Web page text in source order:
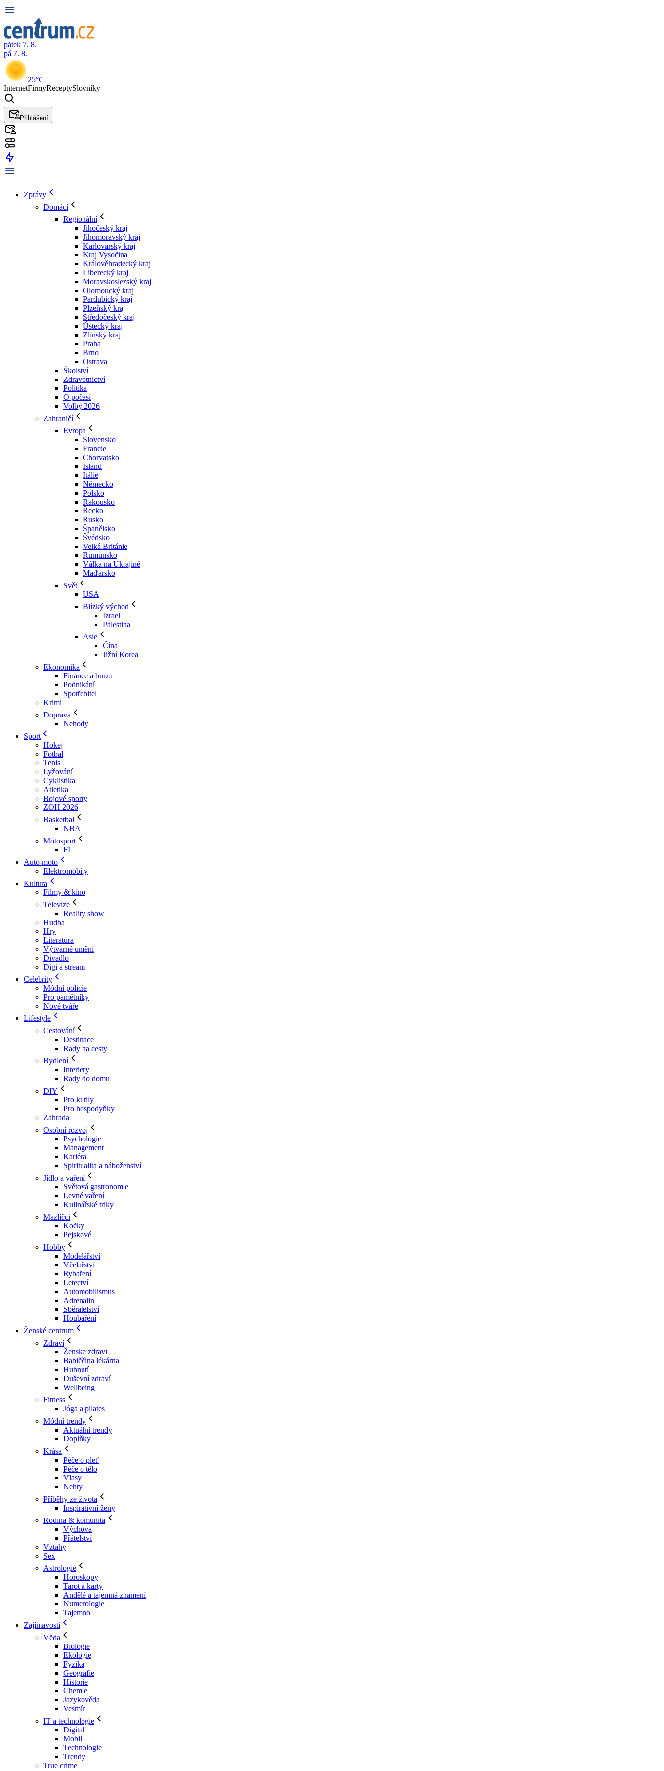
pátek 7. 8.
pá 7. 8.
25°C
InternetFirmyReceptySlovníky
Přihlášení
Zprávy
Domácí
Regionální
Jihočeský kraj
Jihomoravský kraj
Karlovarský kraj
Kraj Vysočina
Králověhradecký kraj
Liberecký kraj
Moravskoslezský kraj
Olomoucký kraj
Pardubický kraj
Plzeňský kraj
Středočeský kraj
Ústecký kraj
Zlínský kraj
Praha
Brno
Ostrava
Školství
Zdravotnictví
Politika
O počasí
Volby 2026
Zahraničí
Evropa
Slovensko
Francie
Chorvatsko
Island
Itálie
Německo
Polsko
Rakousko
Řecko
Rusko
Španělsko
Švédsko
Velká Británie
Rumunsko
Válka na Ukrajině
Maďarsko
Svět
USA
Blízký východ
Izrael
Palestina
Asie
Čína
Jižní Korea
Ekonomika
Finance a burza
Podnikání
Spotřebitel
Krimi
Doprava
Nehody
Sport
Hokej
Fotbal
Tenis
Lyžování
Cyklistika
Atletika
Bojové sporty
ZOH 2026
Basketbal
NBA
Motosport
F1
Auto-moto
Elektromobily
Kultura
Filmy & kino
Televize
Reality show
Hudba
Hry
Literatura
Výtvarné umění
Divadlo
Digi a stream
Celebrity
Módní policie
Pro pamětníky
Nové tváře
Lifestyle
Cestování
Destinace
Rady na cesty
Bydlení
Interiery
Rady do domu
DIY
Pro kutily
Pro hospodyňky
Zahrada
Osobní rozvoj
Psychologie
Management
Kariéra
Spiritualita a náboženství
Jídlo a vaření
Světová gastronomie
Levné vaření
Kulinářské triky
Mazlíčci
Kočky
Pejskové
Hobby
Modelářství
Včelařství
Rybaření
Letectví
Automobilismus
Adrenalin
Sběratelství
Houbaření
Ženské centrum
Zdraví
Ženské zdraví
Babiččina lékárna
Hubnutí
Duševní zdraví
Wellbeing
Fitness
Jóga a pilates
Módní trendy
Aktuální trendy
Doplňky
Krása
Péče o pleť
Péče o tělo
Vlasy
Nehty
Příběhy ze života
Inspirativní ženy
Rodina & komunita
Výchova
Přátelství
Vztahy
Sex
Astrologie
Horoskopy
Tarot a karty
Andělé a tajemná znamení
Numerologie
Tajemno
Zajímavosti
Věda
Biologie
Ekologie
Fyzika
Geografie
Historie
Chemie
Jazykověda
Vesmír
IT a technologie
Digital
Mobil
Technologie
Trendy
True crime